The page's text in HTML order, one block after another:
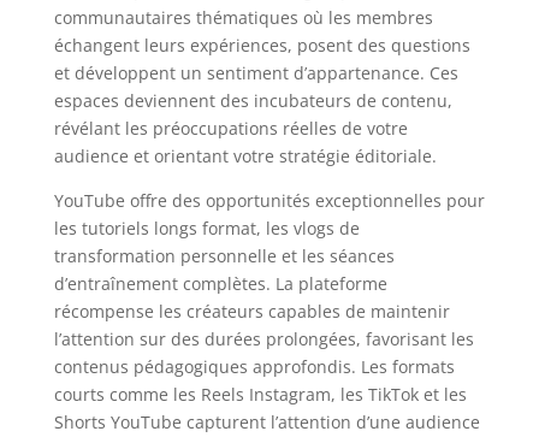
communautaires thématiques où les membres
échangent leurs expériences, posent des questions
et développent un sentiment d’appartenance. Ces
espaces deviennent des incubateurs de contenu,
révélant les préoccupations réelles de votre
audience et orientant votre stratégie éditoriale.
YouTube offre des opportunités exceptionnelles pour
les tutoriels longs format, les vlogs de
transformation personnelle et les séances
d’entraînement complètes. La plateforme
récompense les créateurs capables de maintenir
l’attention sur des durées prolongées, favorisant les
contenus pédagogiques approfondis. Les formats
courts comme les Reels Instagram, les TikTok et les
Shorts YouTube capturent l’attention d’une audience